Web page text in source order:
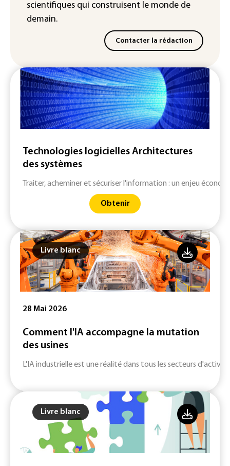
scientifiques qui construisent le monde de
demain.
Contacter la rédaction
Technologies logicielles Architectures
des systèmes
Traiter, acheminer et sécuriser l'information : un enjeu
Obtenir
Livre blanc
28 Mai 2026
Comment l'IA accompagne la mutation
des usines
L'IA industrielle est une réalité dans tous les secteurs
Livre blanc